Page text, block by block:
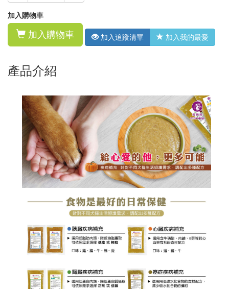
加入購物車
加入購物車 加入追蹤清單 加入我的最愛
產品介紹